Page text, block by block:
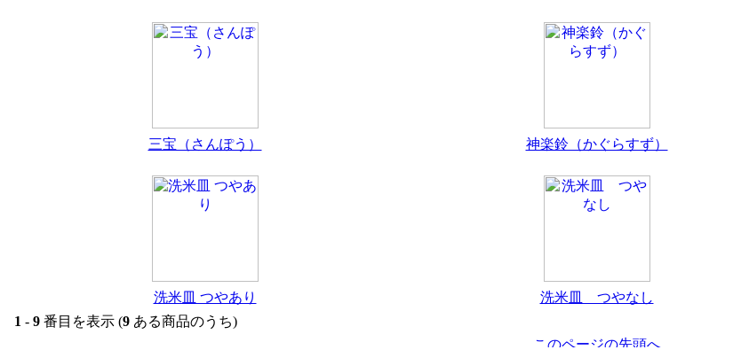
三宝（さんぽう） 神楽鈴（かぐらすず）
洗米皿 つやあり 洗米皿 つやなし
1 - 9 番目を表示 (9 ある商品のうち)